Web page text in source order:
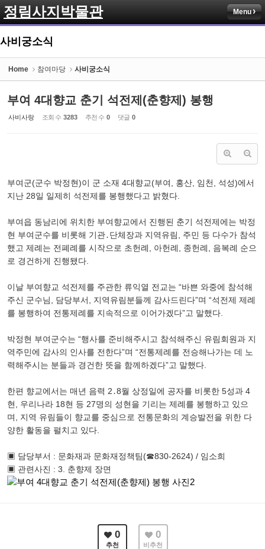
정림사지박물관 Menu
사비궁소식
Home 참여마당 사비궁소식
부여 4대향교 춘기 석전제(춘향제) 봉행
사비사랑 조회 수 3283 추천 수 0 댓글 0
부여군(군수 박정현)이 군 소재 4대향교(부여, 홍산, 임천, 석성)에서
지난 28일 일제히 석전제를 봉행했다고 밝혔다.
부여읍 동남리에 위치한 부여향교에서 진행된 춘기 석전제에는 박정
현 부여군수를 비롯해 기관․단체장과 지역유림, 주민 등 다수가 참석
했고 제례는 전폐례를 시작으로 초헌례, 아헌례, 종헌례, 음복례 순으
로 경건하게 진행됐다.
이날 부여향교 석전제를 주관한 류익열 전교는 “바쁜 와중에 참석해
주신 군수님, 담당부서, 지역유림분들께 감사드린다”며 “석전제 제례
를 봉행하여 전통제례를 지속적으로 이어가겠다”고 말했다.
박정현 부여군수는 “행사를 준비해주시고 참석해주신 유림회원과 지
역주민에 감사의 인사를 전한다”며 “전통제례를 전승해나가는 데 노
력해주시는 분들과 경건한 뜻을 함께하겠다”고 말했다.
한편 향교에서는 매년 음력 2․8월 상정일에 공자를 비롯한 5성과 4
현, 우리나라 18현 등 27명의 성현을 기리는 제례를 봉행하고 있으
며, 지역 유림들이 향교를 중심으로 전통문화의 계승발전을 위한 다
양한 활동을 펼치고 있다.
▣ 담당부서 : 문화재과 문화재정책팀(☎830-2624) / 임소희
▣ 관련사진 : 3. 춘향제 장면
0
추천
0
비추천
Sketchbook5, 스케치북5
Sketchbook5, 스케치북5